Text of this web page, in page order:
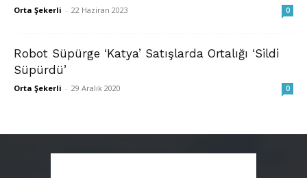
Orta Şekerli - 22 Haziran 2023 0
Robot Süpürge ‘Katya’ Satışlarda Ortalığı ‘Sildi
Süpürdü’
Orta Şekerli - 29 Aralık 2020 0